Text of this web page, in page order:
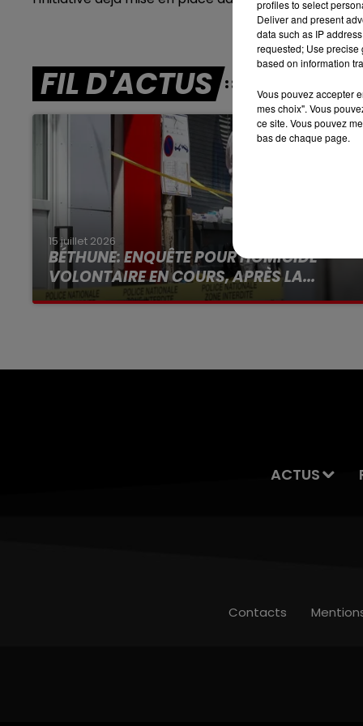
16h00 - 19h00
FIL D'ACTUS
15 juillet 2026
BÉTHUNE: ENQUÊTE POUR HOMICIDE
VOLONTAIRE EN COURS, APRÈS LA...
Selon les premiers éléments, le logement
ACTUS
Contacts
profiles to select
Deliver and present
data such as IP
requested; Use precise
based on information
Vous pouvez accepter
mes choix". Vous
ce site. Vous pouvez
bas de chaque page.